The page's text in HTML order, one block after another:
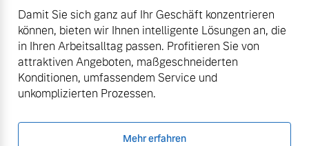
Damit Sie sich ganz auf Ihr Geschäft konzentrieren
können, bieten wir Ihnen intelligente Lösungen an, die
in Ihren Arbeitsalltag passen. Profitieren Sie von
attraktiven Angeboten, maßgeschneiderten
Konditionen, umfassendem Service und
unkomplizierten Prozessen.
Mehr erfahren